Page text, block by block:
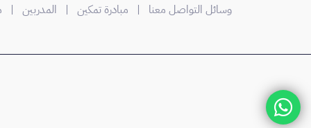
وسائل التواصل معنا | مبادرة تمكين | المدربين |